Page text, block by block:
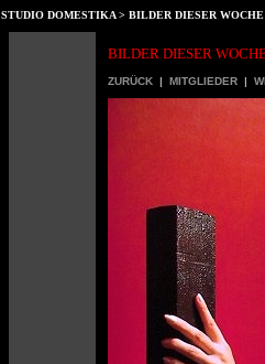
STUDIO DOMESTIKA > BILDER DIESER WOCHE
BILDER DIESER
ZURÜCK | MITGLIEDER |